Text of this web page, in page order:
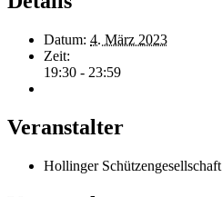
Datum: 4. März 2023
Zeit:
19:30 - 23:59
Veranstalter
Hollinger Schützengesellschaft